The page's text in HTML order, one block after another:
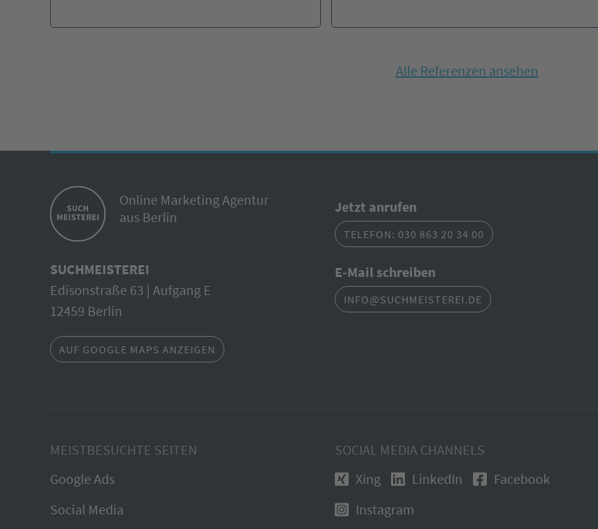
Alle Referenzen ansehen
Online Marketing Agentur
aus Berlin
SUCHMEISTEREI
Edisonstraße 63 | Aufgang E
12459 Berlin
AUF GOOGLE MAPS ANZEIGEN
Jetzt anrufen
TELEFON: 030 863 20 34 00
E-Mail schreiben
INFO@SUCHMEISTEREI.DE
MEISTBESUCHTE SEITEN
Google Ads
Social Media
SOCIAL MEDIA CHANNELS
Xing
LinkedIn
Facebook
Instagram